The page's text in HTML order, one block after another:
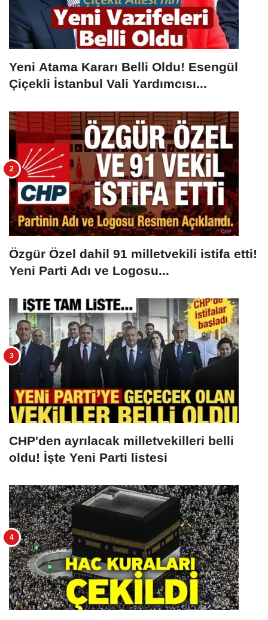
Yeni Atama Kararı Belli Oldu! Esengül
Çiçekli İstanbul Vali Yardımcısı...
Özgür Özel dahil 91 milletvekili istifa etti!
Yeni Parti Adı ve Logosu...
CHP'den ayrılacak milletvekilleri belli
oldu! İşte Yeni Parti listesi